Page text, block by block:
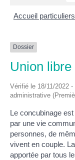
Accueil particuliers
Dossier
Union libre
Vérifié le 18/11/2022
administrative
Le concubinage
par une vie
personnes, de
vivent en couple.
apportée par tous